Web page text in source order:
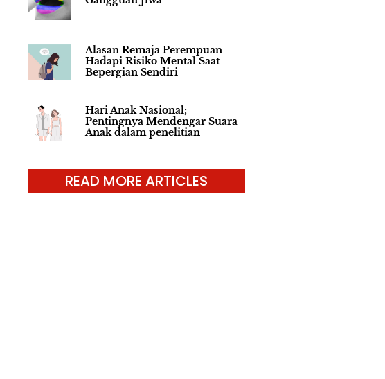
Alasan Remaja Perempuan
Hadapi Risiko Mental Saat
Bepergian Sendiri
Hari Anak Nasional;
Pentingnya Mendengar Suara
Anak dalam penelitian
READ MORE ARTICLES